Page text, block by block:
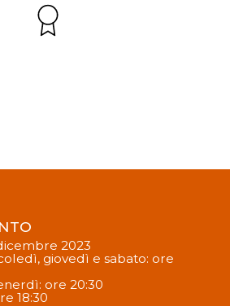
2023
giovedì e sabato: ore
ore 20:30
18:30